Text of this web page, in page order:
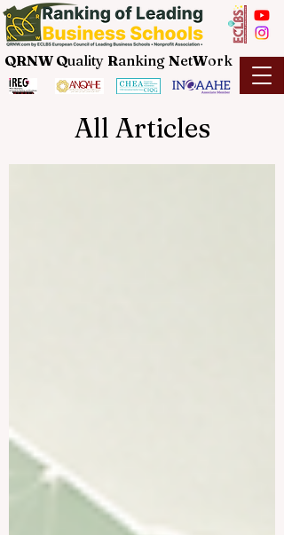
QRNW Quality Ranking NetWork
All Articles